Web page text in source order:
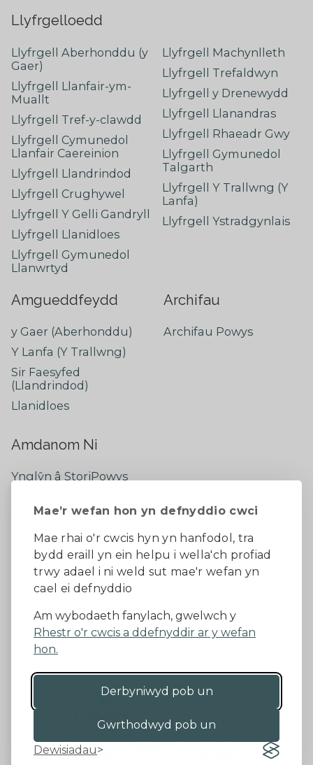
Mae’r wefan hon yn defnyddio cwci
Mae rhai o'r cwcis hyn yn hanfodol, tra
bydd eraill yn ein helpu i wella'ch profiad
trwy adael i ni weld sut mae'r wefan yn
cael ei defnyddio
Am wybodaeth fanylach, gwelwch y
Rhestr o'r cwcis a ddefnyddir ar y wefan
hon.
Derbyniwyd pob un
Gwrthodwyd pob un
Dewisiadau
Llyfrgelloedd
Llyfrgell Aberhonddu (y
Gaer)
Llyfrgell Llanfair-ym-
Muallt
Llyfrgell Tref-y-clawdd
Llyfrgell Cymunedol
Llanfair Caereinion
Llyfrgell Llandrindod
Llyfrgell Crughywel
Llyfrgell Y Gelli Gandryll
Llyfrgell Llanidloes
Llyfrgell Gymunedol
Llanwrtyd
Llyfrgell Machynlleth
Llyfrgell Trefaldwyn
Llyfrgell y Drenewydd
Llyfrgell Llanandras
Llyfrgell Rhaeadr Gwy
Llyfrgell Gymunedol
Talgarth
Llyfrgell Y Trallwng (Y
Lanfa)
Llyfrgell Ystradgynlais
Amgueddfeydd
y Gaer (Aberhonddu)
Y Lanfa (Y Trallwng)
Sir Faesyfed
(Llandrindod)
Llanidloes
Archifau
Archifau Powys
Amdanom Ni
Ynglŷn â StoriPowys
Newyddion Diweddaraf
Dywedwch eich barn
Facebook
Datganiad Hygyrchedd
Diogelu Data a Phreifatrwydd
Telerau ac amodau
©2026 - Cyngor Sir Powys